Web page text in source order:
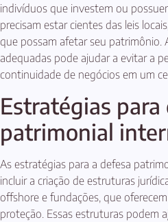
indivíduos que investem ou
precisam estar cientes das leis
que possam afetar seu patrimônio.
adequadas pode ajudar a evitar a
continuidade de negócios em um
Estratégias para
patrimonial
As estratégias para a defesa
incluir a criação de estruturas
offshore e fundações, que
proteção. Essas estruturas podem